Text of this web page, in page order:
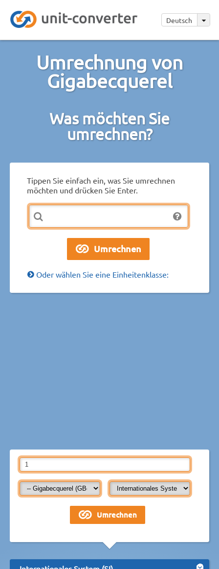
Deutsch
Umrechnung von
Gigabecquerel
Was möchten Sie
umrechnen?
Tippen Sie einfach ein, was Sie umrechnen
möchten und drücken Sie Enter.
Oder wählen Sie eine Einheitenklasse: